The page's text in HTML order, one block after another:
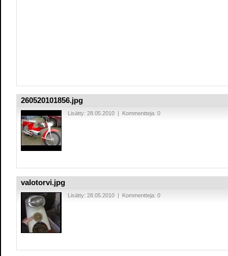
260520101856.jpg
Lisätty: 28.05.2010 | Kommentteja: 0
valotorvi.jpg
Lisätty: 28.05.2010 | Kommentteja: 0